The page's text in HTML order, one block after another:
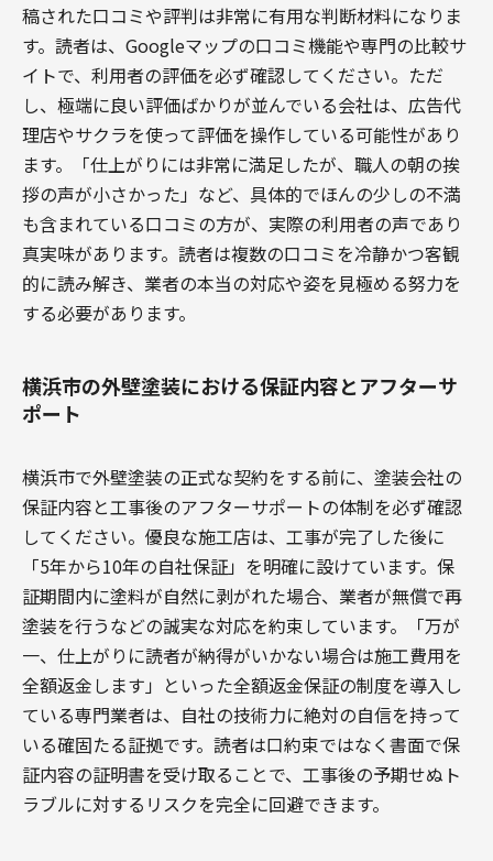
稿された口コミや評判は非常に有用な判断材料になりま
す。読者は、Googleマップの口コミ機能や専門の比較サ
イトで、利用者の評価を必ず確認してください。ただ
し、極端に良い評価ばかりが並んでいる会社は、広告代
理店やサクラを使って評価を操作している可能性があり
ます。「仕上がりには非常に満足したが、職人の朝の挨
拶の声が小さかった」など、具体的でほんの少しの不満
も含まれている口コミの方が、実際の利用者の声であり
真実味があります。読者は複数の口コミを冷静かつ客観
的に読み解き、業者の本当の対応や姿を見極める努力を
する必要があります。
横浜市の外壁塗装における保証内容とアフターサ
ポート
横浜市で外壁塗装の正式な契約をする前に、塗装会社の
保証内容と工事後のアフターサポートの体制を必ず確認
してください。優良な施工店は、工事が完了した後に
「5年から10年の自社保証」を明確に設けています。保
証期間内に塗料が自然に剥がれた場合、業者が無償で再
塗装を行うなどの誠実な対応を約束しています。「万が
一、仕上がりに読者が納得がいかない場合は施工費用を
全額返金します」といった全額返金保証の制度を導入し
ている専門業者は、自社の技術力に絶対の自信を持って
いる確固たる証拠です。読者は口約束ではなく書面で保
証内容の証明書を受け取ることで、工事後の予期せぬト
ラブルに対するリスクを完全に回避できます。